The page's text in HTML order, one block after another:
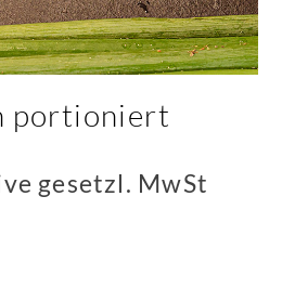
portioniert
gesetzl. MwSt